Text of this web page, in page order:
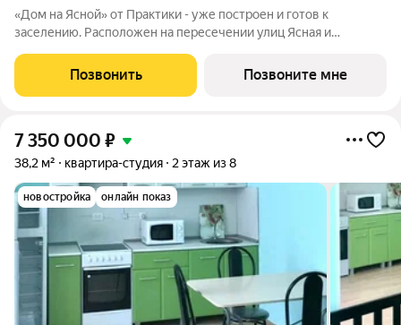
«Дом на Ясной» от Практики - уже построен и готов к
заселению. Расположен на пересечении улиц Ясная и
инфраструктура детские сады, гимназии и школаПозвонить Позвоните мне
7 350 000 ₽
38,2 м² квартира-студия 2 этаж из 8
новостройка онлайн показ